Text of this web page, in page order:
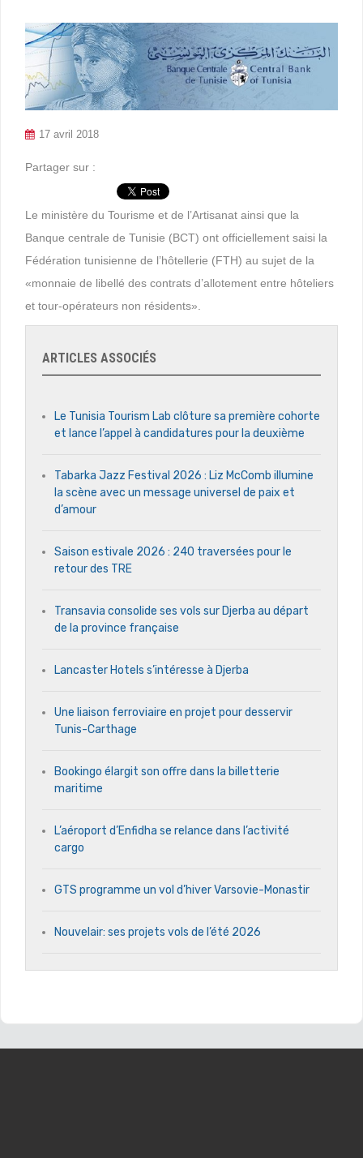
17 avril 2018
Partager sur :
Le ministère du Tourisme et de l’Artisanat ainsi que la
Banque centrale de Tunisie (BCT) ont officiellement saisi la
Fédération tunisienne de l’hôtellerie (FTH) au sujet de la
«monnaie de libellé des contrats d’allotement entre hôteliers
et tour-opérateurs non résidents».
ARTICLES ASSOCIÉS
Le Tunisia Tourism Lab clôture sa première cohorte
et lance l’appel à candidatures pour la deuxième
Tabarka Jazz Festival 2026 : Liz McComb illumine
la scène avec un message universel de paix et
d’amour
Saison estivale 2026 : 240 traversées pour le
retour des TRE
Transavia consolide ses vols sur Djerba au départ
de la province française
Lancaster Hotels s’intéresse à Djerba
Une liaison ferroviaire en projet pour desservir
Tunis-Carthage
Bookingo élargit son offre dans la billetterie
maritime
L’aéroport d’Enfidha se relance dans l’activité
cargo
GTS programme un vol d’hiver Varsovie-Monastir
Nouvelair: ses projets vols de l’été 2026